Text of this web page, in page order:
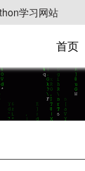
学习网站
首页